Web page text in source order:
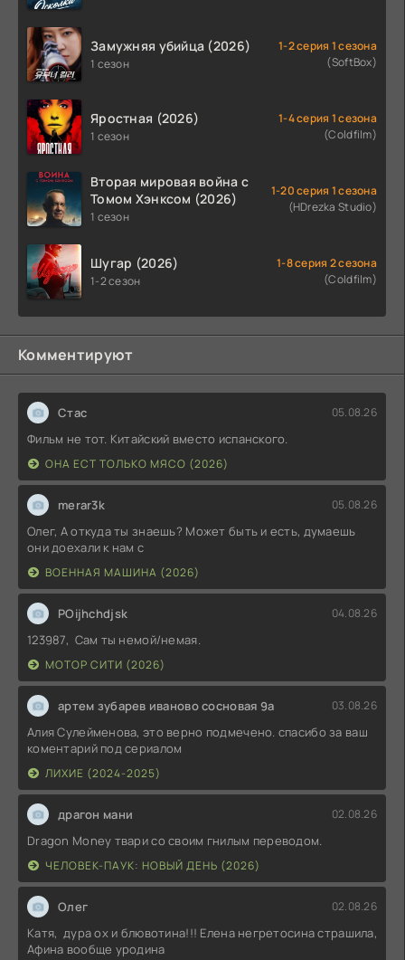
Замужняя убийца (2026)
1 сезон
1-2 серия 1 сезона
(SoftBox)
Яростная (2026)
1 сезон
1-4 серия 1 сезона
(Coldfilm)
Вторая мировая война с
Томом Хэнксом (2026)
1 сезон
1-20 серия 1 сезона
(HDrezka Studio)
Шугар (2026)
1-2 сезон
1-8 серия 2 сезона
(Coldfilm)
Комментируют
Стас 05.08.26
Фильм не тот. Китайский вместо испанского.
ОНА ЕСТ ТОЛЬКО МЯСО (2026)
merar3k 05.08.26
Олег, А откуда ты знаешь? Может быть и есть, думаешь
они доехали к нам с
ВОЕННАЯ МАШИНА (2026)
POijhchdjsk 04.08.26
123987, Сам ты немой/немая.
МОТОР СИТИ (2026)
артем зубарев иваново сосновая 9а 03.08.26
Алия Сулейменова, это верно подмечено. спасибо за ваш
коментарий под сериалом
ЛИХИЕ (2024-2025)
драгон мани 02.08.26
Dragon Money твари со своим гнилым переводом.
ЧЕЛОВЕК-ПАУК: НОВЫЙ ДЕНЬ (2026)
Олег 02.08.26
Катя, дура ох и блювотина!!! Елена негретосина страшила,
Афина вообще уродина